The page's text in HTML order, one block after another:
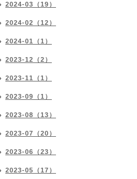
2024-03（19）
2024-02（12）
2024-01（1）
2023-12（2）
2023-11（1）
2023-09（1）
2023-08（13）
2023-07（20）
2023-06（23）
2023-05（17）